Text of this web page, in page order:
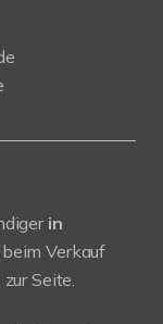
in
Verkauf
Seite.